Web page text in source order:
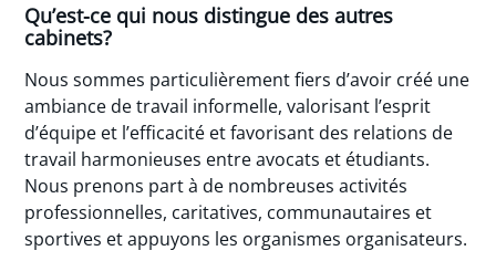
Qu’est-ce qui nous distingue des autres
cabinets?
Nous sommes particulièrement fiers d’avoir créé une
ambiance de travail informelle, valorisant l’esprit
d’équipe et l’efficacité et favorisant des relations de
travail harmonieuses entre avocats et étudiants.
Nous prenons part à de nombreuses activités
professionnelles, caritatives, communautaires et
sportives et appuyons les organismes organisateurs.